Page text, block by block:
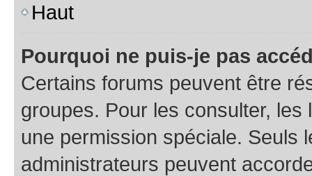
Haut
Pourquoi ne puis-je pas
Certains forums peuvent être
groupes. Pour les consulter,
une permission spéciale. Seuls
administrateurs peuvent